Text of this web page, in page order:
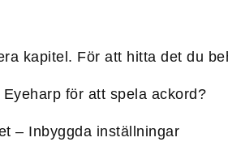
kapitel. För att hitta det du
för att spela ackord?
– Inbyggda inställningar